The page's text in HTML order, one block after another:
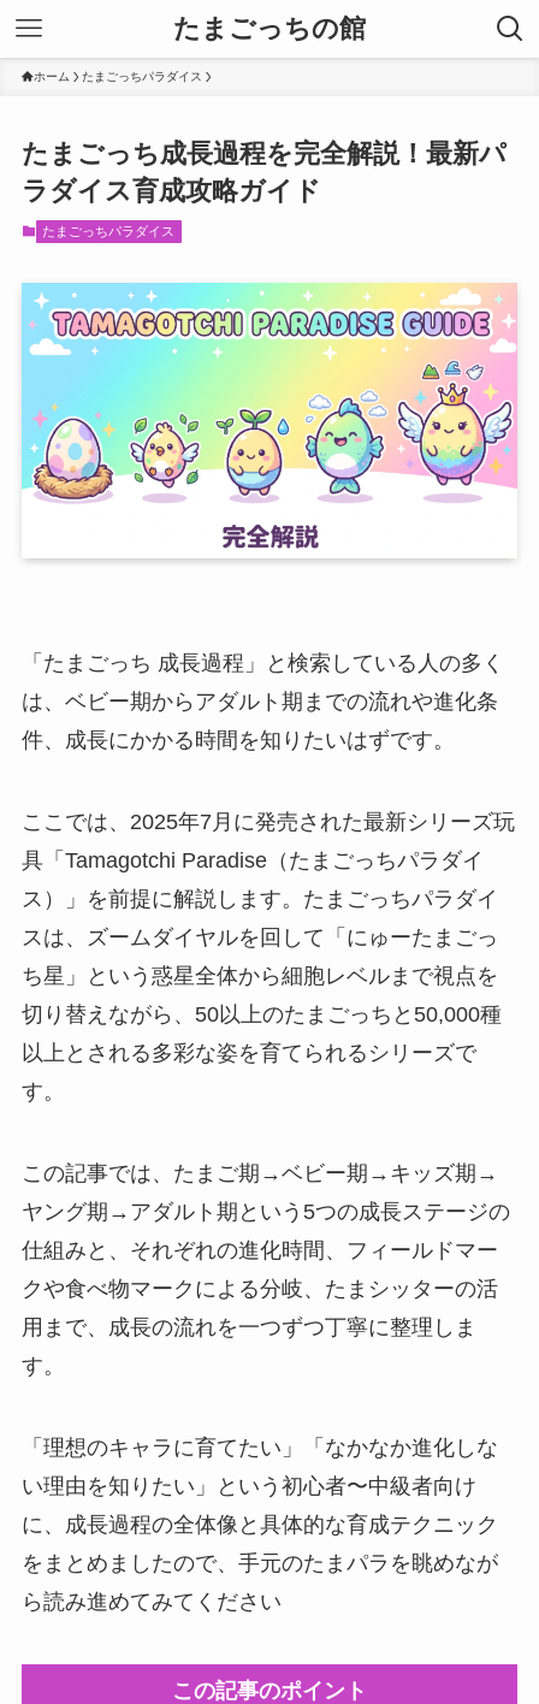
たまごっちの館
ホーム たまごっちパラダイス
たまごっち成長過程を完全解説！最新パ
ラダイス育成攻略ガイド
たまごっちパラダイス
「たまごっち 成長過程」と検索している人の多く
は、ベビー期からアダルト期までの流れや進化条
件、成長にかかる時間を知りたいはずです。
ここでは、2025年7月に発売された最新シリーズ玩
具「Tamagotchi Paradise（たまごっちパラダイ
ス）」を前提に解説します。たまごっちパラダイ
スは、ズームダイヤルを回して「にゅーたまごっ
ち星」という惑星全体から細胞レベルまで視点を
切り替えながら、50以上のたまごっちと50,000種
以上とされる多彩な姿を育てられるシリーズで
す。
この記事では、たまご期→ベビー期→キッズ期→
ヤング期→アダルト期という5つの成長ステージの
仕組みと、それぞれの進化時間、フィールドマー
クや食べ物マークによる分岐、たまシッターの活
用まで、成長の流れを一つずつ丁寧に整理しま
す。
「理想のキャラに育てたい」「なかなか進化しな
い理由を知りたい」という初心者〜中級者向け
に、成長過程の全体像と具体的な育成テクニック
をまとめましたので、手元のたまパラを眺めなが
ら読み進めてみてください
この記事のポイント